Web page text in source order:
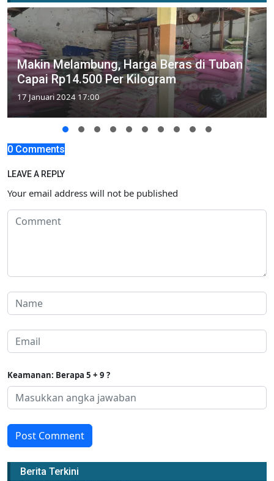
Makin Melambung, Harga Beras di Tuban
Capai Rp14.500 Per Kilogram
17 Januari 2024 17:00
0 Comments
LEAVE A REPLY
Your email address will not be published
Keamanan: Berapa 5 + 9 ?
Post Comment
Berita Terkini